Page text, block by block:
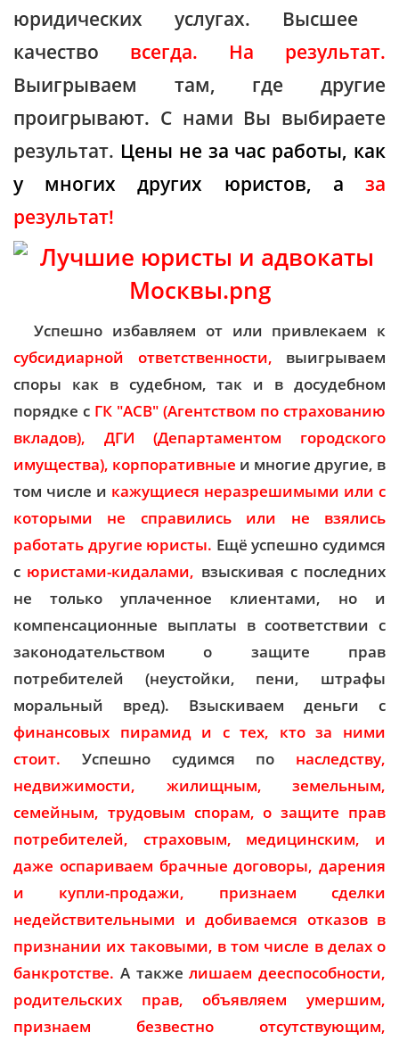
юридических услугах. Высшее
качество всегда. На результат.
Выигрываем там, где другие
проигрывают. С нами Вы выбираете
результат. Цены не за час работы, как
у многих других юристов, а за
результат!
Успешно избавляем от или привлекаем к
субсидиарной ответственности, выигрываем
споры как в судебном, так и в досудебном
порядке с ГК "АСВ" (Агентством по страхованию
вкладов), ДГИ (Департаментом городского
имущества), корпоративные и многие другие, в
том числе и кажущиеся неразрешимыми или с
которыми не справились или не взялись
работать другие юристы. Ещё успешно судимся
с юристами-кидалами, взыскивая с последних
не только уплаченное клиентами, но и
компенсационные выплаты в соответствии с
законодательством о защите прав
потребителей (неустойки, пени, штрафы
моральный вред). Взыскиваем деньги с
финансовых пирамид и с тех, кто за ними
стоит. Успешно судимся по наследству,
недвижимости, жилищным, земельным,
семейным, трудовым спорам, о защите прав
потребителей, страховым, медицинским, и
даже оспариваем брачные договоры, дарения
и купли-продажи, признаем сделки
недействительными и добиваемся отказов в
признании их таковыми, в том числе в делах о
банкротстве. А такжелишаем дееспособности,
родительских прав, объявляем умершим,
признаем безвестно отсутствующим,